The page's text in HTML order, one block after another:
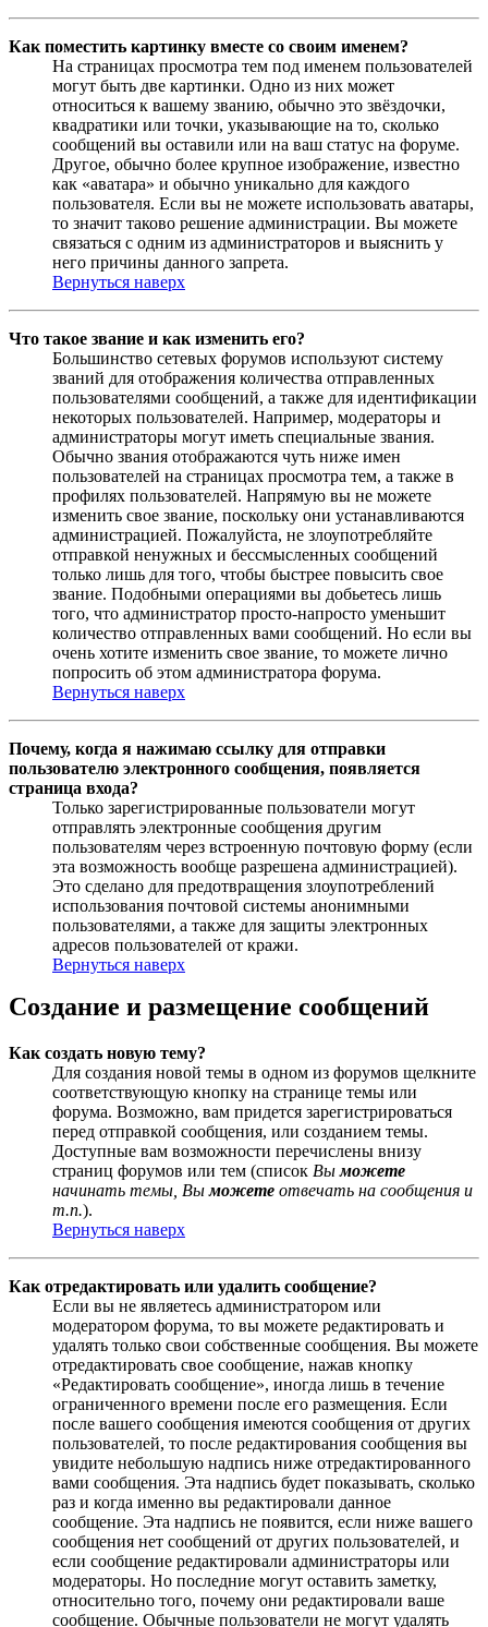
Как поместить картинку вместе со своим именем?
На страницах просмотра тем под именем пользователей
могут быть две картинки. Одно из них может
относиться к вашему званию, обычно это звёздочки,
квадратики или точки, указывающие на то, сколько
сообщений вы оставили или на ваш статус на форуме.
Другое, обычно более крупное изображение, известно
как «аватара» и обычно уникально для каждого
пользователя. Если вы не можете использовать аватары,
то значит таково решение администрации. Вы можете
связаться с одним из администраторов и выяснить у
него причины данного запрета.
Вернуться наверх
Что такое звание и как изменить его?
Большинство сетевых форумов используют систему
званий для отображения количества отправленных
пользователями сообщений, а также для идентификации
некоторых пользователей. Например, модераторы и
администраторы могут иметь специальные звания.
Обычно звания отображаются чуть ниже имен
пользователей на страницах просмотра тем, а также в
профилях пользователей. Напрямую вы не можете
изменить свое звание, поскольку они устанавливаются
администрацией. Пожалуйста, не злоупотребляйте
отправкой ненужных и бессмысленных сообщений
только лишь для того, чтобы быстрее повысить свое
звание. Подобными операциями вы добьетесь лишь
того, что администратор просто-напросто уменьшит
количество отправленных вами сообщений. Но если вы
очень хотите изменить свое звание, то можете лично
попросить об этом администратора форума.
Вернуться наверх
Почему, когда я нажимаю ссылку для отправки
пользователю электронного сообщения, появляется
страница входа?
Только зарегистрированные пользователи могут
отправлять электронные сообщения другим
пользователям через встроенную почтовую форму (если
эта возможность вообще разрешена администрацией).
Это сделано для предотвращения злоупотреблений
использования почтовой системы анонимными
пользователями, а также для защиты электронных
адресов пользователей от кражи.
Вернуться наверх
Создание и размещение сообщений
Как создать новую тему?
Для создания новой темы в одном из форумов щелкните
соответствующую кнопку на странице темы или
форума. Возможно, вам придется зарегистрироваться
перед отправкой сообщения, или созданием темы.
Доступные вам возможности перечислены внизу
страниц форумов или тем (список Выможете
начинать темы, Выможете отвечать на сообщения и
т.п.).
Вернуться наверх
Как отредактировать или удалить сообщение?
Если вы не являетесь администратором или
модератором форума, то вы можете редактировать и
удалять только свои собственные сообщения. Вы можете
отредактировать свое сообщение, нажав кнопку
«Редактировать сообщение», иногда лишь в течение
ограниченного времени после его размещения. Если
после вашего сообщения имеются сообщения от других
пользователей, то после редактирования сообщения вы
увидите небольшую надпись ниже отредактированного
вами сообщения. Эта надпись будет показывать, сколько
раз и когда именно вы редактировали данное
сообщение. Эта надпись не появится, если ниже вашего
сообщения нет сообщений от других пользователей, и
если сообщение редактировали администраторы или
модераторы. Но последние могут оставить заметку,
относительно того, почему они редактировали ваше
сообщение. Обычные пользователи не могут удалять